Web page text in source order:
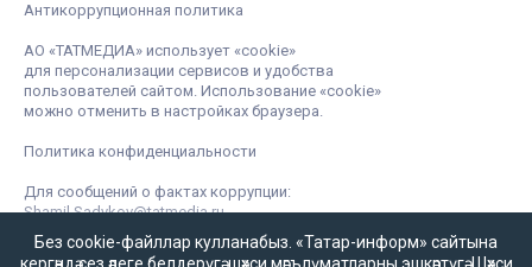
Антикоррупционная политика
АО «ТАТМЕДИА» использует «cookie»
для персонализации сервисов и удобства
пользователей сайтом. Использование «cookie»
можно отменить в настройках браузера.
Политика конфиденциальности
Для сообщений о фактах коррупции:
Shamil.Sadykov@tatmedia.ru
Без cookie-файллар кулланабыз. «Татар-информ» сайтына